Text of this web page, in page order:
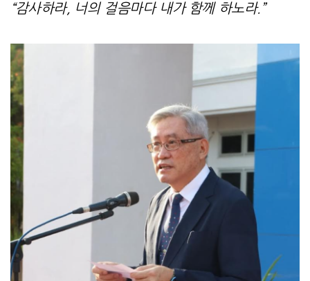
“감사하라, 너의 걸음마다 내가 함께 하노라.”